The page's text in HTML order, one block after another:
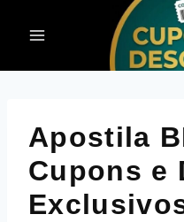
para
o
Apostila
Cupons e